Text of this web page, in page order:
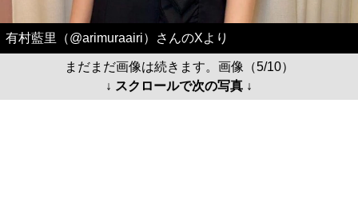
有村藍里（@arimuraairi）さんのXより
まだまだ画像は続きます。画像（5/10）
↓ スクロールで次の写真 ↓